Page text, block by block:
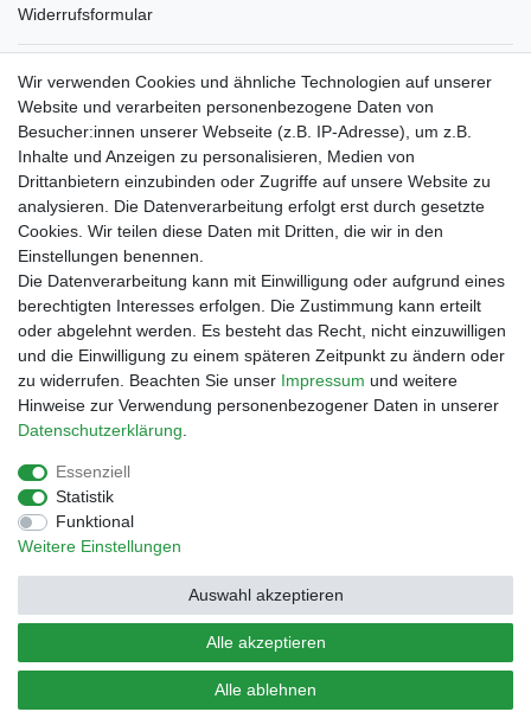
Widerrufsformular
Verpackungslizenz
bei der Landbell AG
Zahlungsarten
Vorabüberweisung
Rechnungskauf
Zahlung bei Abholung
PayPal (inkl. Kreditkarten)
Impressum
Barrierefreiheitserklärung
Vertrag widerrufen Kontakt
Wir verwenden Cookies und ähnliche Technologien auf unserer
Website und verarbeiten personenbezogene Daten von
Besucher:innen unserer Webseite (z.B. IP-Adresse), um z.B.
Inhalte und Anzeigen zu personalisieren, Medien von
Drittanbietern einzubinden oder Zugriffe auf unsere Website zu
analysieren. Die Datenverarbeitung erfolgt erst durch gesetzte
Cookies. Wir teilen diese Daten mit Dritten, die wir in den
Einstellungen benennen.
Die Datenverarbeitung kann mit Einwilligung oder aufgrund eines
berechtigten Interesses erfolgen. Die Zustimmung kann erteilt
oder abgelehnt werden. Es besteht das Recht, nicht einzuwilligen
und die Einwilligung zu einem späteren Zeitpunkt zu ändern oder
zu widerrufen. Beachten Sie unser Impressum und weitere
Hinweise zur Verwendung personenbezogener Daten in unserer
Daten­schutz­erklärung
Essenziell
Statistik
Funktional
Weitere Einstellungen
Alle akzeptieren
Alle ablehnen
Auswahl akzeptieren